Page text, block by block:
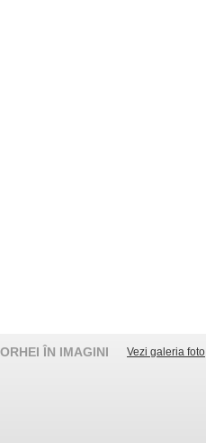
ORHEI ÎN IMAGINI Vezi galeria foto